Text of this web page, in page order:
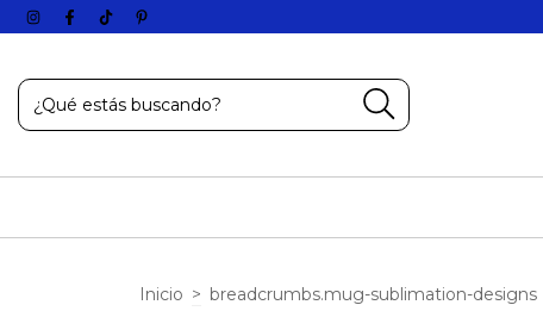
Inicio > breadcrumbs.mug-sublimation-designs